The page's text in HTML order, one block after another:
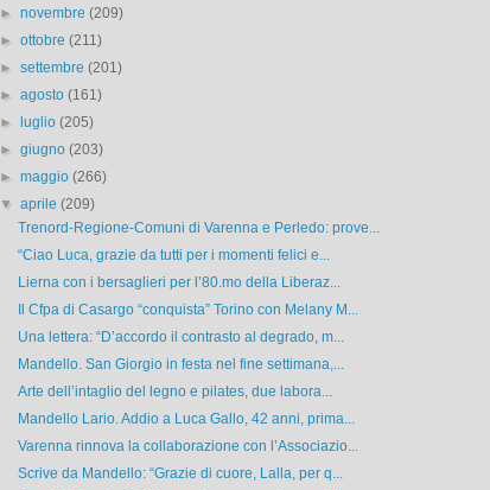
►novembre(209)
►ottobre(211)
►settembre(201)
►agosto(161)
►luglio(205)
►giugno(203)
►maggio(266)
▼aprile(209)
Trenord-Regione-Comuni di Varenna e Perledo: prove...
“Ciao Luca, grazie da tutti per i momenti felici e...
Lierna con i bersaglieri per l’80.mo della Liberaz...
Il Cfpa di Casargo “conquista” Torino con Melany M...
Una lettera: “D’accordo il contrasto al degrado, m...
Mandello. San Giorgio in festa nel fine settimana,...
Arte dell’intaglio del legno e pilates, due labora...
Mandello Lario. Addio a Luca Gallo, 42 anni, prima...
Varenna rinnova la collaborazione con l’Associazio...
Scrive da Mandello: “Grazie di cuore, Lalla, per q...